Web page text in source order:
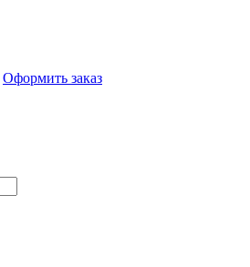
Оформить заказ